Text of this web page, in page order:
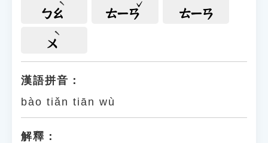
ㄅㄠ ㄊㄧㄢ ㄊㄧㄢ
ㄨ
漢語拼音：
bào tiǎn tiān wù
解釋：